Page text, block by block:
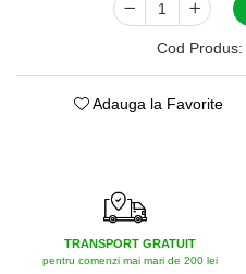
Cod Produs:
Adauga la Favorite
TRANSPORT GRATUIT
pentru comenzi mai mari de 200 lei